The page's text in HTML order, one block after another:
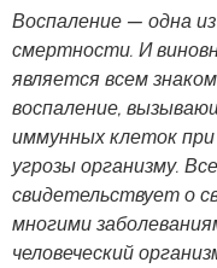
Воспаление — одна
смертности. И
является всем
воспаление,
иммунных клеток
угрозы организму.
свидетельствует о
многими
человеческий